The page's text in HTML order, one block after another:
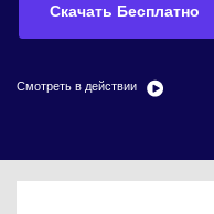
Фотография
Пользователи Фильмов
Контактная
Вся
Технические
Полный
Скачать Бесплатно
Смотреть в действии